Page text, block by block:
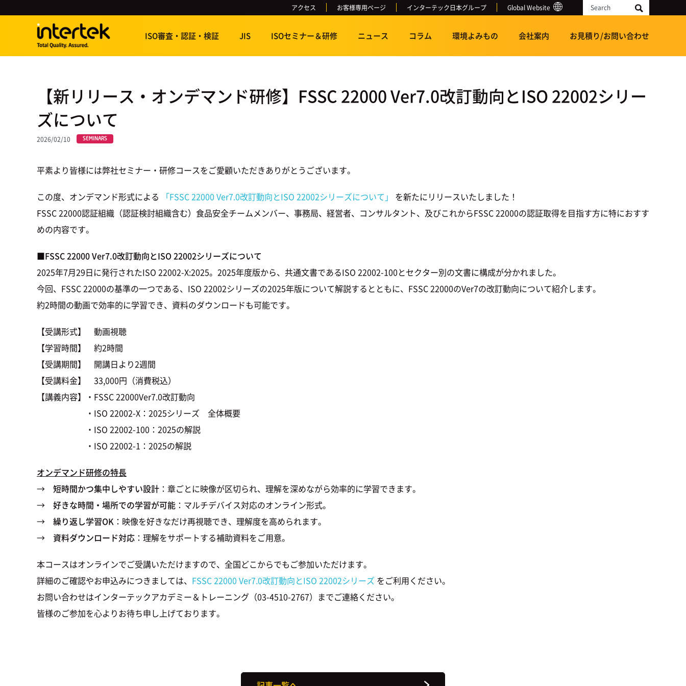
アクセス お客様専用ページ インターテック日本グループ Global Website Search
ISO審査・認証・検証 JIS ISOセミナー＆研修 ニュース コラム 環境よみもの 会社案内 お見積り/お問い合わせ
【新リリース・オンデマンド研修】FSSC 22000 Ver7.0改訂動向とISO 22002シリー
ズについて
2026/02/10 SEMINARS
平素より皆様には弊社セミナー・研修コースをご愛顧いただきありがとうございます。
この度、オンデマンド形式による 「FSSC 22000 Ver7.0改訂動向とISO 22002シリーズについて」
を新たにリリースいたしました！
FSSC 22000認証組織（認証検討組織含む）食品安全チームメンバー、事務局、経営者、コンサルタント、及びこれからFSSC 22000の認証取得を目指す方に特におすす
めの内容です。
■FSSC 22000 Ver7.0改訂動向とISO 22002シリーズについて
2025年7月29日に発行されたISO 22002-X:2025。2025年度版から、共通文書であるISO 22002-100とセクター別の文書に構成が分かれました。
今回、FSSC 22000の基準の一つである、ISO 22002シリーズの2025年版について解説するとともに、FSSC 22000のVer7の改訂動向について紹介します。
約2時間の動画で効率的に学習でき、資料のダウンロードも可能です。
【受講形式】 動画視聴
【学習時間】 約2時間
【受講期間】 開講日より2週間
【受講料金】 33,000円（消費税込）
【講義内容】・FSSC 22000Ver7.0改訂動向
・ISO 22002-X：2025シリーズ 全体概要
・ISO 22002-100：2025の解説
・ISO 22002-1：2025の解説
オンデマンド研修の特長
→ 短時間かつ集中しやすい設計 ：章ごとに映像が区切られ、理解を深めながら効率的に学習できます。
→ 好きな時間・場所での学習が可能 ：マルチデバイス対応のオンライン形式。
→ 繰り返し学習OK ：映像を好きなだけ再視聴でき、理解度を高められます。
→ 資料ダウンロード対応 ：理解をサポートする補助資料をご用意。
本コースはオンラインでご受講いただけますので、全国どこからでもご参加いただけます。
詳細のご確認やお申込みにつきましては、 FSSC 22000 Ver7.0改訂動向とISO 22002シリーズ をご利用ください。
お問い合わせはインターテックアカデミー＆トレーニング（03-4510-2767）までご連絡ください。
皆様のご参加を心よりお待ち申し上げております。